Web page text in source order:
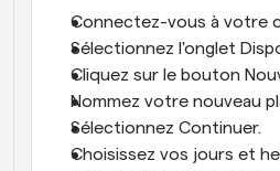
Connectez-vous à votre
Sélectionnez l'onglet
Cliquez sur le bouton
Nommez votre nouveau
Sélectionnez Continuer.
Choisissez vos jours et